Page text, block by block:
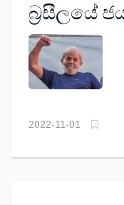
බ්‍රසීලයේ
2022-11-01